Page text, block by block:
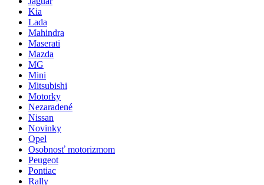
Kia
Lada
Mahindra
Maserati
Mazda
MG
Mini
Mitsubishi
Motorky
Nezaradené
Nissan
Novinky
Opel
Osobnosť motorizmom
Peugeot
Pontiac
Rally